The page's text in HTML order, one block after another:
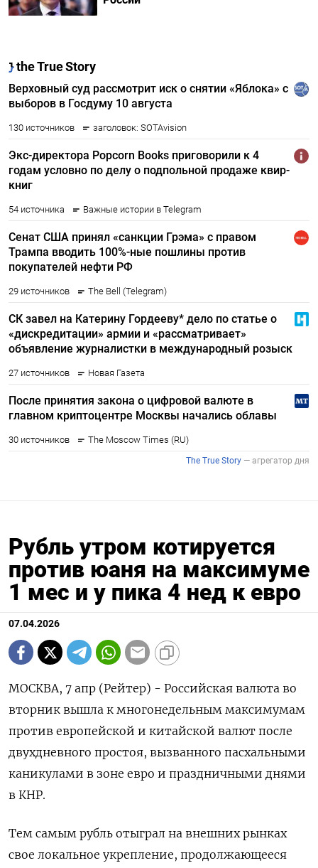
Рубль утром котируется
против юаня на максимуме
1 мес и у пика 4 нед к евро
07.04.2026
МОСКВА, 7 апр (Рейтер) - Российская валюта во
вторник вышла к многонедельным максимумам
против европейской и китайской валют после
двухдневного простоя, вызванного пасхальными
каникулами в зоне евро и праздничными днями
в КНР.
Тем самым рубль отыграл на внешних рынках
свое локальное укрепление, продолжающееся